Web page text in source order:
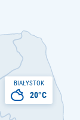
BIAŁYSTOK
20°C